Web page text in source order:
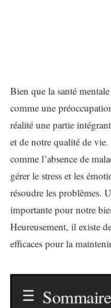
Bien que la santé
comme une
réalité une partie
et de notre qualité de
comme l’absence de
gérer le stress et les
résoudre les problèmes.
importante pour notre
Heureusement, il existe
efficaces pour la
Sommaire